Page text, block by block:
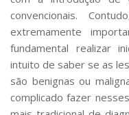
convencionais.
extremamente
fundamental realizar
intuito de saber se as
são benignas ou
complicado fazer